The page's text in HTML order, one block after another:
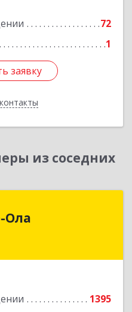
72
1
заявку
Подробнее
заявку
из соседних
Ола
1395
Ола г, Волкова